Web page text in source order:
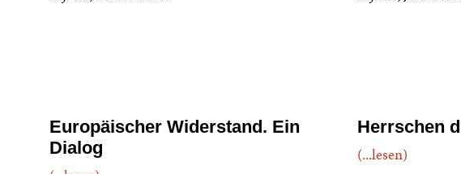
Europäischer Widerstand. Ein
Dialog
Herrschen
(...lesen)